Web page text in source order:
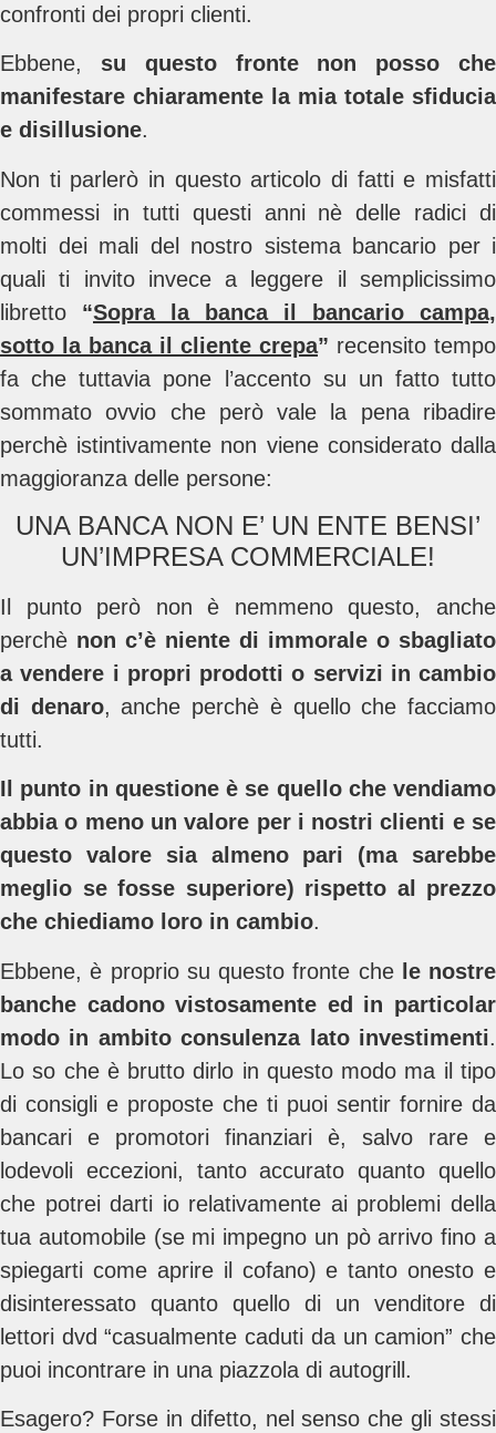
confronti dei propri clienti.
Ebbene, su questo fronte non posso che
manifestare chiaramente la mia totale sfiducia
e disillusione.
Non ti parlerò in questo articolo di fatti e misfatti
commessi in tutti questi anni nè delle radici di
molti dei mali del nostro sistema bancario per i
quali ti invito invece a leggere il semplicissimo
libretto “Sopra la banca il bancario campa,
sotto la banca il cliente crepa” recensito tempo
fa che tuttavia pone l’accento su un fatto tutto
sommato ovvio che però vale la pena ribadire
perchè istintivamente non viene considerato dalla
maggioranza delle persone:
UNA BANCA NON E’ UN ENTE BENSI’
UN’IMPRESA COMMERCIALE!
Il punto però non è nemmeno questo, anche
perchè non c’è niente di immorale o sbagliato
a vendere i propri prodotti o servizi in cambio
di denaro, anche perchè è quello che facciamo
tutti.
Il punto in questione è se quello che vendiamo
abbia o meno un valore per i nostri clienti e se
questo valore sia almeno pari (ma sarebbe
meglio se fosse superiore) rispetto al prezzo
che chiediamo loro in cambio.
Ebbene, è proprio su questo fronte che le nostre
banche cadono vistosamente ed in particolar
modo in ambito consulenza lato investimenti.
Lo so che è brutto dirlo in questo modo ma il tipo
di consigli e proposte che ti puoi sentir fornire da
bancari e promotori finanziari è, salvo rare e
lodevoli eccezioni, tanto accurato quanto quello
che potrei darti io relativamente ai problemi della
tua automobile (se mi impegno un pò arrivo fino a
spiegarti come aprire il cofano) e tanto onesto e
disinteressato quanto quello di un venditore di
lettori dvd “casualmente caduti da un camion” che
puoi incontrare in una piazzola di autogrill.
Esagero? Forse in difetto, nel senso che gli stessi